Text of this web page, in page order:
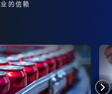
的信赖